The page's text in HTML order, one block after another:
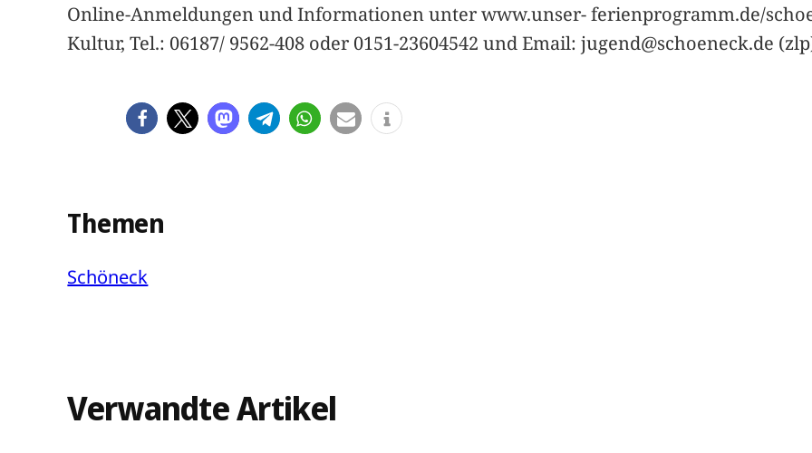
Online-Anmeldungen und Informationen unter www.unser- ferienprogramm.de/
Kultur, Tel.: 06187/ 9562-408 oder 0151-23604542 und Email: jugend@schoeneck.de
Themen
Schöneck
Verwandte Artikel